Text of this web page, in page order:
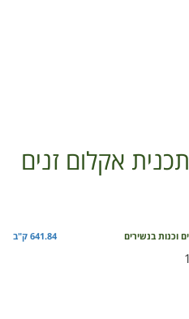
דוח מסכם 2019 תכנית אקלום זנים
641.84 ק"ב